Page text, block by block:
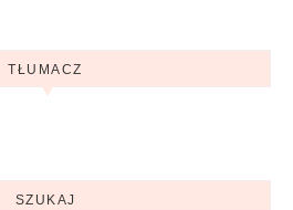
TŁUMACZ
SZUKAJ